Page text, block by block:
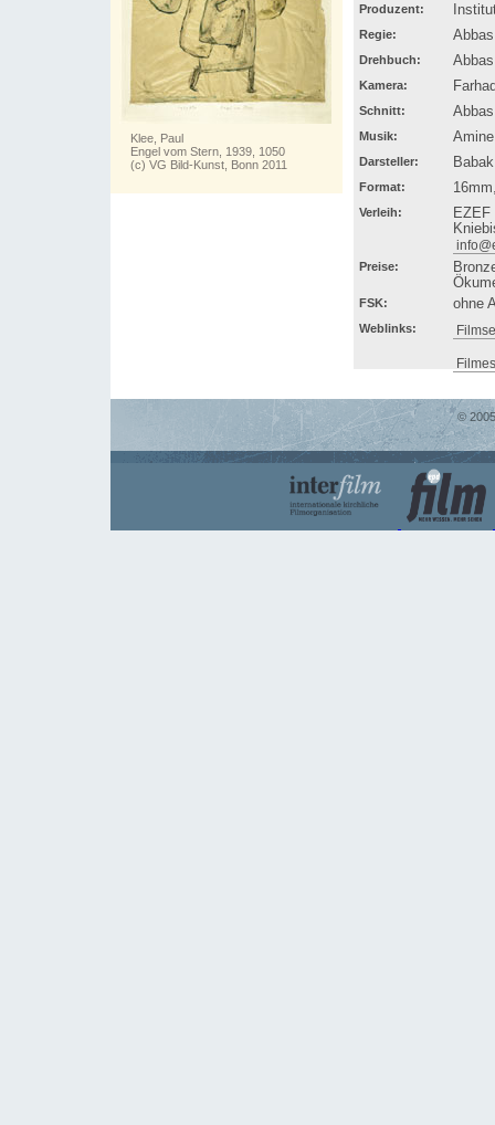
Klee, Paul
Engel vom Stern, 1939, 1050
(c) VG Bild-Kunst, Bonn 2011
Produzent:
Regie:
Drehbuch:
Kamera:
Schnitt:
Musik:
Darsteller:
Format:
Verleih:
EZEF
Preise:
FSK: ohne
Weblinks:
©